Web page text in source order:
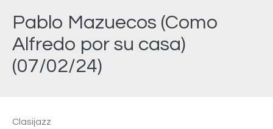
Pablo Mazuecos (Como
Alfredo por su casa)
(07/02/24)
Clasijazz